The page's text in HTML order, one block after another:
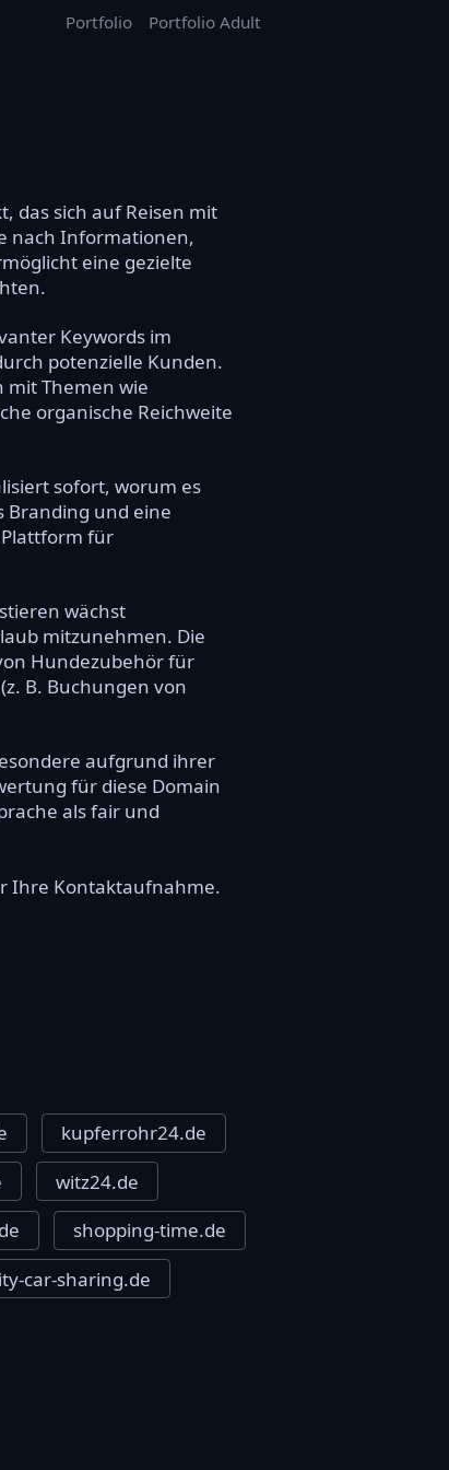
Portfolio Portfolio Adult
das sich auf Reisen mit
nach Informationen,
eine gezielte
Keywords im
potenzielle Kunden.
mit Themen wie
organische Reichweite
sofort, worum es
Branding und eine
für
wächst
mitzunehmen. Die
Hundezubehör für
B. Buchungen von
aufgrund ihrer
für diese Domain
als fair und
Ihre Kontaktaufnahme.
kupferrohr24.de
witz24.de
shopping-time.de
car-sharing.de